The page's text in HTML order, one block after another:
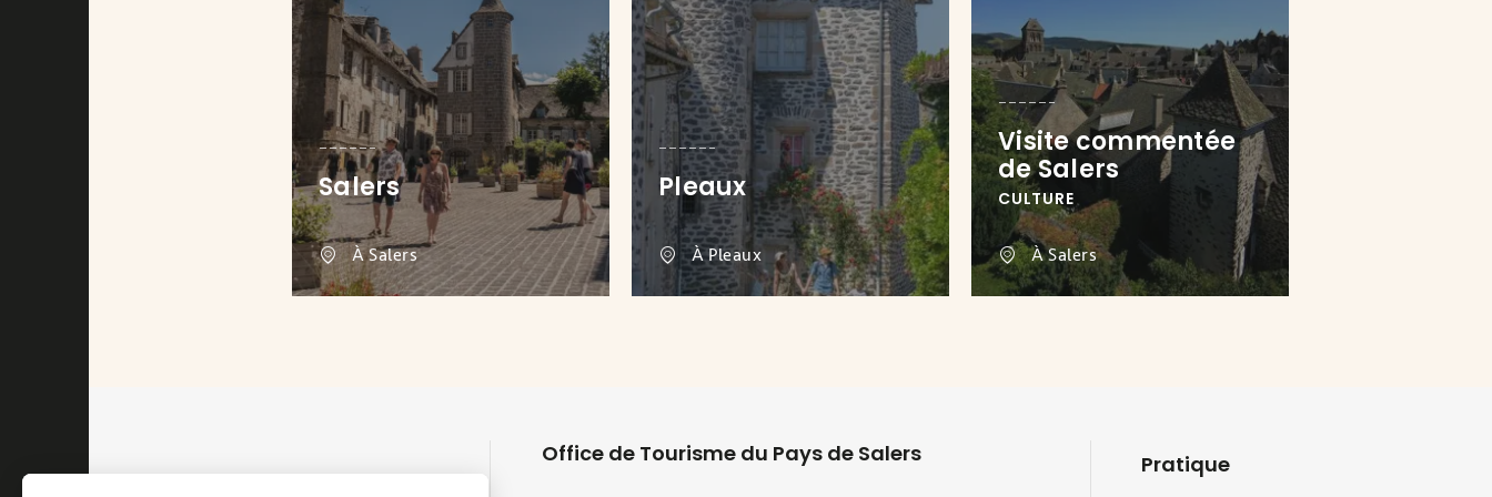
Salers
À Salers
Pleaux
À Pleaux
Visite commentée
de Salers
CULTURE
À Salers
Office de Tourisme du Pays de Salers Pratique